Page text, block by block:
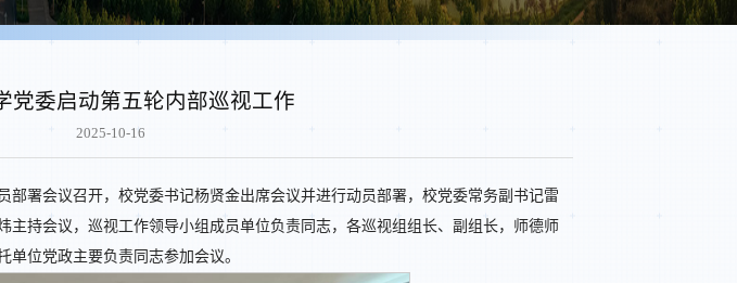
党委启动第五轮内部巡视工作
2025-10-16
部署会议召开，校党委书记杨贤金出席会议并进行动员部署，校党委常务副书记雷
主持会议，巡视工作领导小组成员单位负责同志，各巡视组组长、副组长，师德师
位党政主要负责同志参加会议。